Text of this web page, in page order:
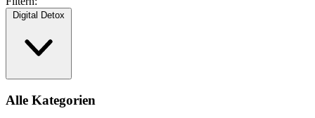
Digital Detox
Alle Kategorien